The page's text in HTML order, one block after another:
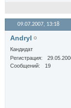
09.07.2007, 13:18
AndryI
Кандидат
Регистрация
Сообщений
19